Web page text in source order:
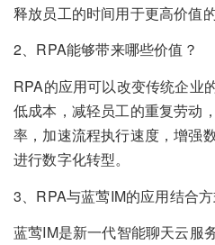
释放员工的时间用于更高价值的
2、RPA能够带来哪些价值？
RPA的应用可以改变传统企业
低成本，减轻员工的重复劳动
率，加速流程执行速度，增强
进行数字化转型。
3、RPA与蓝莺IM的应用结合方
蓝莺IM是新一代智能聊天云服